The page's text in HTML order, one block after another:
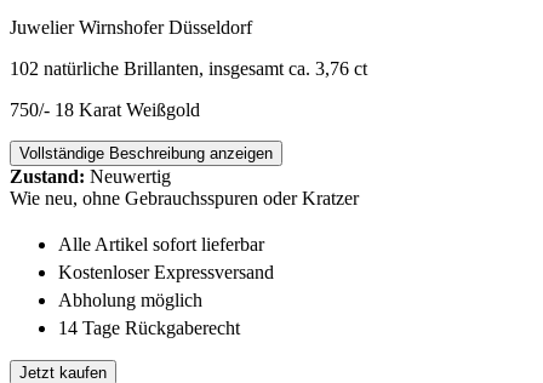
Juwelier Wirnshofer Düsseldorf
102 natürliche Brillanten, insgesamt ca. 3,76 ct
750/- 18 Karat Weißgold
Vollständige Beschreibung anzeigen
Zustand: Neuwertig
Wie neu, ohne Gebrauchsspuren oder Kratzer
Alle Artikel sofort lieferbar
Kostenloser Expressversand
Abholung möglich
14 Tage Rückgaberecht
Jetzt kaufen